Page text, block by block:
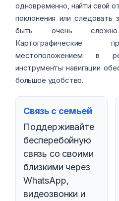
одновременно, найти свой
поклонения или следовать
быть очень
Картографические
местоположением в
инструменты навигации
большое удобство.
Связь с семьей
Поддерживайте
бесперебойную
связь со своими
близкими через
WhatsApp,
видеозвонки и